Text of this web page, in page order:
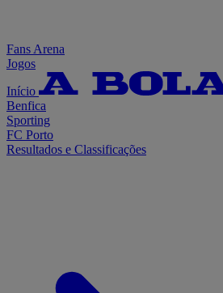
Fans Arena
Jogos
Início
Benfica
Sporting
FC Porto
Resultados e Classificações